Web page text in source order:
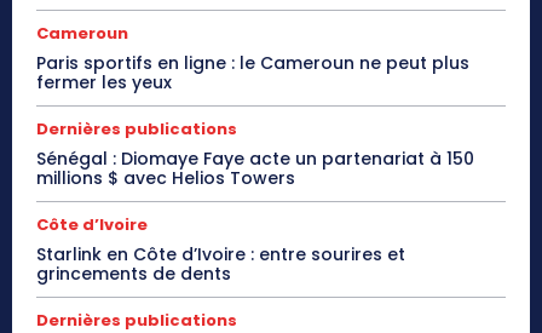
Cameroun
Paris sportifs en ligne : le Cameroun ne peut plus
fermer les yeux
Dernières publications
Sénégal : Diomaye Faye acte un partenariat à 150
millions $ avec Helios Towers
Côte d’Ivoire
Starlink en Côte d’Ivoire : entre sourires et
grincements de dents
Dernières publications